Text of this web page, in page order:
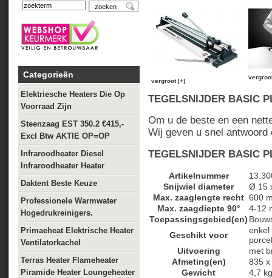
Categorieën
Elektriesche Heaters Die Op
Voorraad Zijn
Steenzaag EST 350.2 €415,-
Excl Btw AKTIE OP=OP
Infraroodheater Diesel
Infraroodheater Heater
Daktent Beste Keuze
Professionele Warmwater
Hogedrukreinigers.
Primaeheat Elektrische Heater
Ventilatorkachel
Terras Heater Flameheater
Piramide Heater Loungeheater
vergroot [+]
TEGELSNIJDER BASIC
Om u de beste en een
Wij geven u snel antwoord
TEGELSNIJDER BASIC
Artikelnummer
Snijwiel diameter
Ø 15
Max. zaaglengte recht 600
Max. zaagdiepte 90°
4-12
Toepassingsgebied(en)
Geschikt voor
enkel
Uitvoering
met
Afmeting(en)
835
Gewicht
4,7 kg